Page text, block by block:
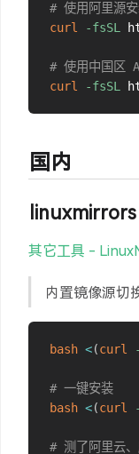
# 使用阿里源
curl
-fsSL
# 使用中国区
curl
-fsSL
国内
linuxmirrors
其它工具 -
内置镜像源切
bash <(curl
# 一键安装
bash <(curl
# 测了阿里云